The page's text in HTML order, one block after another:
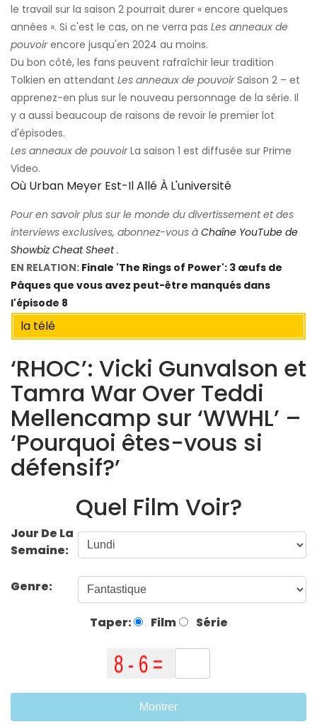
le travail sur la saison 2 pourrait durer « encore quelques
années ». Si c'est le cas, on ne verra pas Les anneaux de
pouvoirencore jusqu'en 2024 au moins.
Du bon côté, les fans peuvent rafraîchir leur tradition
Tolkien en attendant Les anneaux de pouvoirSaison 2 – et
apprenez-en plus sur le nouveau personnage de la série. Il
y a aussi beaucoup de raisons de revoir le premier lot
d'épisodes.
Les anneaux de pouvoirLa saison 1 est diffusée sur Prime
Video.
Où Urban Meyer Est-Il Allé À L'université
Pour en savoir plus sur le monde du divertissement et des
interviews exclusives, abonnez-vous à Chaîne YouTube de
Showbiz Cheat Sheet.
EN RELATION: Finale 'The Rings of Power': 3 œufs de
Pâques que vous avez peut-être manqués dans
l'épisode 8
la télé
‘RHOC’: Vicki Gunvalson et
Tamra War Over Teddi
Mellencamp sur ‘WWHL’ –
‘Pourquoi êtes-vous si
défensif?’
Quel Film Voir?
Jour De La
Semaine:
Genre:
Taper: Film Série
Montrer